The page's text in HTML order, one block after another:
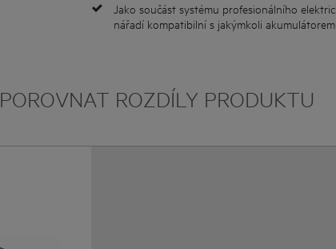
Jako součást systému profesionálního
nářadí kompatibilní s jakýmkoli akumulátorem
POROVNAT ROZDÍLY PRODUKTU